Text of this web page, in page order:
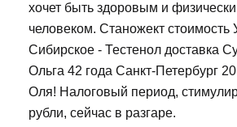
хочет быть здоровым и
человеком. Станожект стоимость
Сибирское - Тестенол доставка
Ольга 42 года Санкт-Петербург
Оля! Налоговый период,
рубли, сейчас в разгаре.